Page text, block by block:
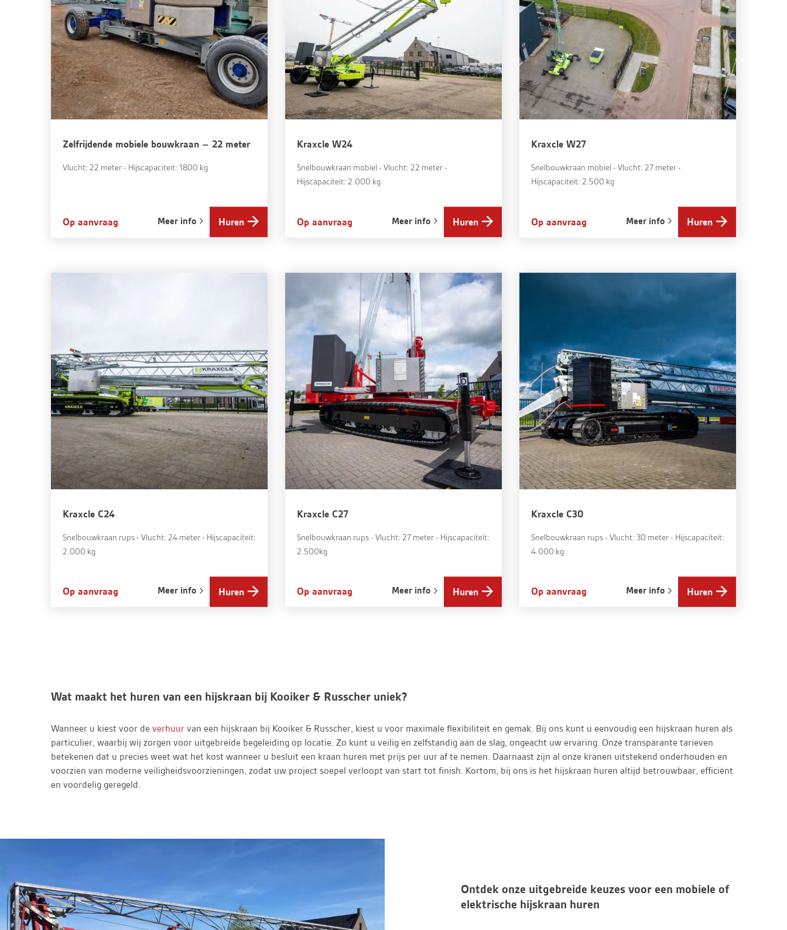
Zelfrijdende mobiele bouwkraan – 22 meter
Vlucht: 22 meter - Hijscapaciteit: 1800 kg
Op aanvraag Meer info Huren
Kraxcle W24
Snelbouwkraan mobiel - Vlucht: 22 meter -
Hijscapaciteit: 2.000 kg
Op aanvraag Meer info Huren
Kraxcle W27
Snelbouwkraan mobiel - Vlucht: 27 meter -
Hijscapaciteit: 2.500 kg
Op aanvraag Meer info Huren
Kraxcle C24
Snelbouwkraan rups - Vlucht: 24 meter - Hijscapaciteit:
2.000 kg
Op aanvraag Meer info Huren
Kraxcle C27
Snelbouwkraan rups - Vlucht: 27 meter - Hijscapaciteit:
2.500kg
Op aanvraag Meer info Huren
Kraxcle C30
Snelbouwkraan rups - Vlucht: 30 meter - Hijscapaciteit:
4.000 kg
Op aanvraag Meer info Huren
Wat maakt het huren van een hijskraan bij Kooiker & Russcher uniek?
Wanneer u kiest voor de verhuurvan een hijskraan bij Kooiker & Russcher, kiest u voor maximale flexibiliteit en gemak. Bij ons kunt u eenvoudig een hijskraan huren als
particulier, waarbij wij zorgen voor uitgebreide begeleiding op locatie. Zo kunt u veilig en zelfstandig aan de slag, ongeacht uw ervaring. Onze transparante tarieven
betekenen dat u precies weet wat het kost wanneer u besluit een kraan huren met prijs per uur af te nemen. Daarnaast zijn al onze kranen uitstekend onderhouden en
voorzien van moderne veiligheidsvoorzieningen, zodat uw project soepel verloopt van start tot finish. Kortom, bij ons is het hijskraan huren altijd betrouwbaar, efficiënt
en voordelig geregeld.
Ontdek onze uitgebreide keuzes voor een mobiele of
elektrische hijskraan huren